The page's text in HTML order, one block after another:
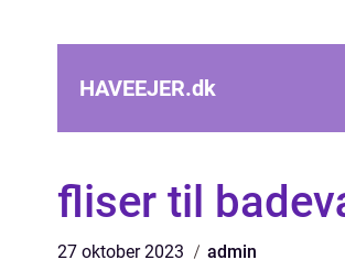
HAVEEJER.dk
fliser til
27 oktober 2023 admin